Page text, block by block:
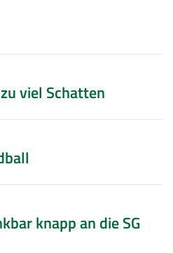
viel Schatten
knapp an die SG